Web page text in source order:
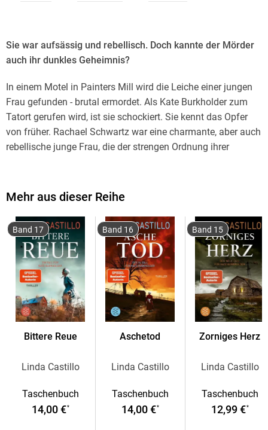
Sie war aufsässig und rebellisch. Doch kannte der Mörder
auch ihr dunkles Geheimnis?
In einem Motel in Painters Mill wird die Leiche einer jungen
Frau gefunden - brutal ermordet. Als Kate Burkholder zum
Tatort gerufen wird, ist sie schockiert. Sie kennt das Opfer
von früher. Rachael Schwartz war eine charmante, aber auch
rebellische junge Frau, die der strengen Ordnung ihrer
umgebracht?
Kate erinnert sich, dass Rachael als Kind und Teenager
genauso aufsässig war wie sie selbst damals, Rachael hielt
sich nicht an die Regeln, beachtete keine Konventionen und
hinterließ Familie und Freunde nach ihrer Flucht völlig
zerstört. Es gab einige, die ihr nichts Gutes nachsagten.
Doch was nur wenige wussten: Rachael hütete ein dunkles
Geheimnis. Und derjenige, der Rachael getötet hat, wird alles
daran setzen, dass ihr Geheimnis nicht ans Tageslicht
kommt. Dafür ist ihm jedes Mittel recht.
Um die ganze Wahrheit aufzudecken und den Mörder zur
Sonst bliebe Rachaels Schicksal für immer ungesühnt.
Mehr aus dieser Reihe
Band 17
Bittere Reue
Linda Castillo
Taschenbuch
14,00 €*
Band 16
Aschetod
Linda Castillo
Taschenbuch
14,00 €*
Band 15
Zorniges Herz
Linda Castillo
Taschenbuch
12,99 €*